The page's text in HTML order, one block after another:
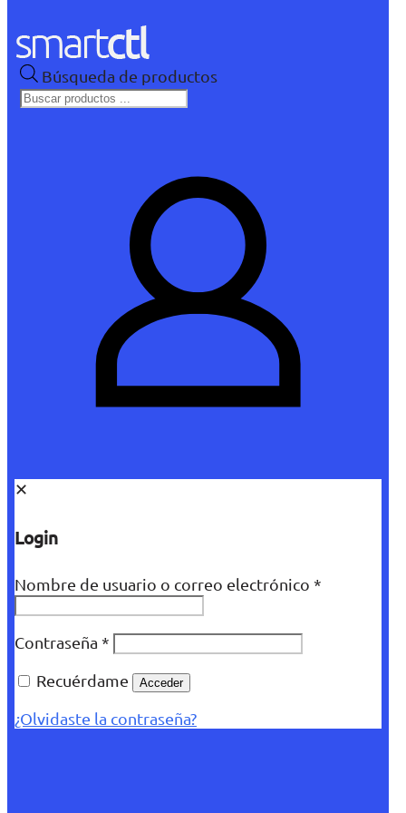
Búsqueda de productos
✕
Login
Nombre de usuario o correo electrónico *
Contraseña *
Recuérdame
Acceder
¿Olvidaste la contraseña?